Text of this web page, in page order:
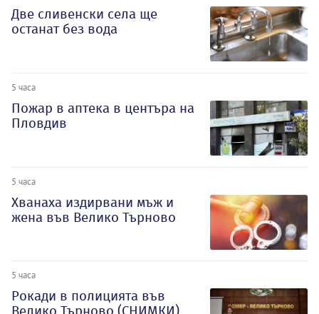
Две сливенски села ще
останат без вода
5 часа
Пожар в аптека в центъра на
Пловдив
5 часа
Хванаха издирвани мъж и
жена във Велико Търново
5 часа
Рокади в полицията във